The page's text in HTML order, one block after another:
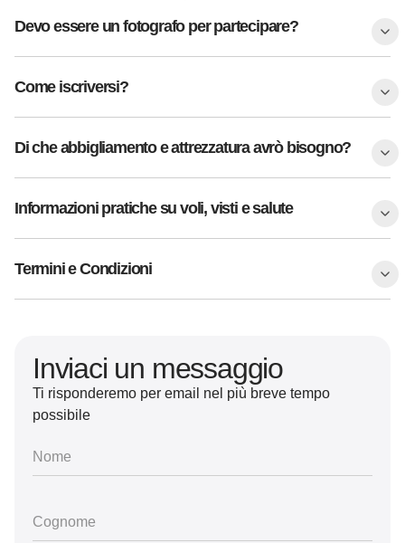
Devo essere un fotografo per partecipare?
Come iscriversi?
Di che abbigliamento e attrezzatura avrò bisogno?
Informazioni pratiche su voli, visti e salute
Termini e Condizioni
Inviaci un messaggio
Ti risponderemo per email nel più breve tempo
possibile